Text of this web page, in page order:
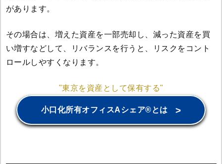
があります。
その場合は、増えた資産を一部売却し、減った資産を買
い増すなどして、リバランスを行うと、リスクをコント
ロールしやすくなります。
"東京を資産として保有する"
小口化所有オフィスAシェア®とは >